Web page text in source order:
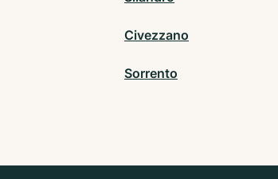
Civezzano
Sorrento